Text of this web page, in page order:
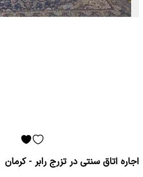
اجاره اتاق سنتی در تزرج رابر - کرمان